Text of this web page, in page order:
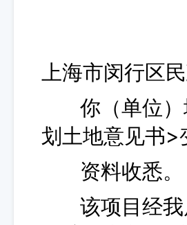
上海市闵行区
你（单位）
划土地意见书>
资料收悉。
该项目经我